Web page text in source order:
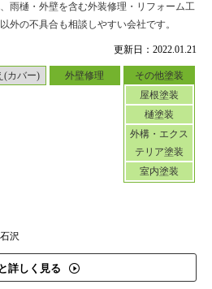
更新日：2022.01.21
(カバー) 外壁修理
その他塗装
屋根塗装
樋塗装
外構・エクス
テリア塗装
室内塗装
沢
詳しく見る
雨樋・外壁を含む外装修理・リフォーム工
外の不具合も相談しやすい会社です。